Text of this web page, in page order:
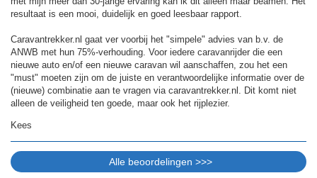
resultaat is een mooi, duidelijk en goed leesbaar rapport.
Caravantrekker.nl gaat ver voorbij het "simpele" advies van b.v. de
ANWB met hun 75%-verhouding. Voor iedere caravanrijder die een
nieuwe auto en/of een nieuwe caravan wil aanschaffen, zou het een
"must" moeten zijn om de juiste en verantwoordelijke informatie over de
(nieuwe) combinatie aan te vragen via caravantrekker.nl. Dit komt niet
alleen de veiligheid ten goede, maar ook het rijplezier.
Kees